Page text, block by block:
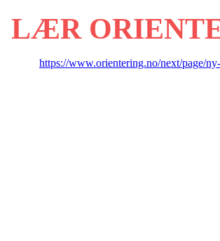
LÆR
https://www.orientering.no/next/page/